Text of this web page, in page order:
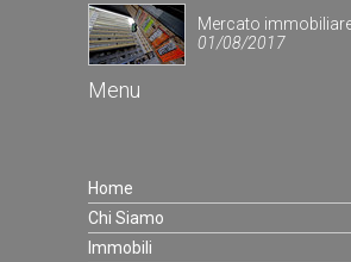
Mercato
01/08/2017
Menu
Home
Chi Siamo
Immobili